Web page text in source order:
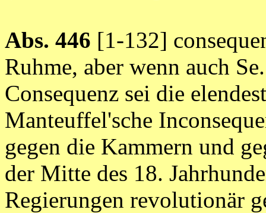
Abs. 446 [1-132]
Ruhme, aber wenn auch
Consequenz sei die
Manteuffel'sche
gegen die Kammern und
der Mitte des 18.
Regierungen revolutionär